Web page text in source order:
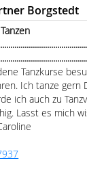
Borgstedt
Tanzkurse
Ich tanze gern
ich auch zu
Lasst es mich